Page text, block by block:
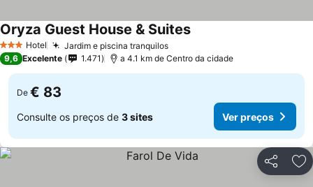
3 EstrelasHotel Jardim e piscina tranquilos
Oryza Guest House & Suites
9,6 Excelente 1.471 a 4.1 km de Centro da cidade
De € 83
Consulte os preços de 3 sites Ver preços
Partilhar